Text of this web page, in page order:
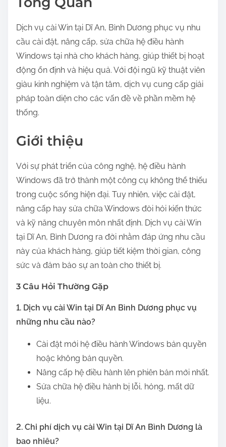
n
:
Dịch vụ cài Win tại Dĩ An, Bình Dương phục vụ nhu
cầu cài đặt, nâng cấp, sửa chữa hệ điều hành
Windows tại nhà cho khách hàng, giúp thiết bị hoạt
động ổn định và hiệu quả. Với đội ngũ kỹ thuật viên
giàu kinh nghiệm và tận tâm, dịch vụ cung cấp giải
pháp toàn diện cho các vấn đề về phần mềm hệ
thống.
Giới thiệu
Với sự phát triển của công nghệ, hệ điều hành
Windows đã trở thành một công cụ không thể thiếu
trong cuộc sống hiện đại. Tuy nhiên, việc cài đặt,
nâng cấp hay sửa chữa Windows đòi hỏi kiến thức
và kỹ năng chuyên môn nhất định. Dịch vụ cài Win
tại Dĩ An, Bình Dương ra đời nhằm đáp ứng nhu cầu
này của khách hàng, giúp tiết kiệm thời gian, công
sức và đảm bảo sự an toàn cho thiết bị.
3 Câu Hỏi Thường Gặp
1. Dịch vụ cài Win tại Dĩ An Bình Dương phục vụ
những nhu cầu nào?
Cài đặt mới hệ điều hành Windows bản quyền
hoặc không bản quyền.
Nâng cấp hệ điều hành lên phiên bản mới nhất.
Sửa chữa hệ điều hành bị lỗi, hỏng, mất dữ
liệu.
2. Chi phí dịch vụ cài Win tại Dĩ An Bình Dương là
bao nhiêu?